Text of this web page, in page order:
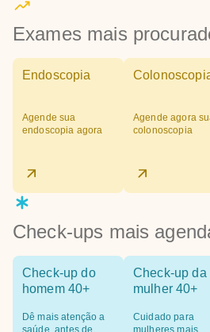
Exames mais
Endoscopia
Agende sua
endoscopia agora
Agende agora
colonoscopia
Check-ups mais
Check-up do
homem 40+
Dê mais atenção a
saúde, antes de
Check-up da
mulher 40+
Cuidado para
mulheres mais